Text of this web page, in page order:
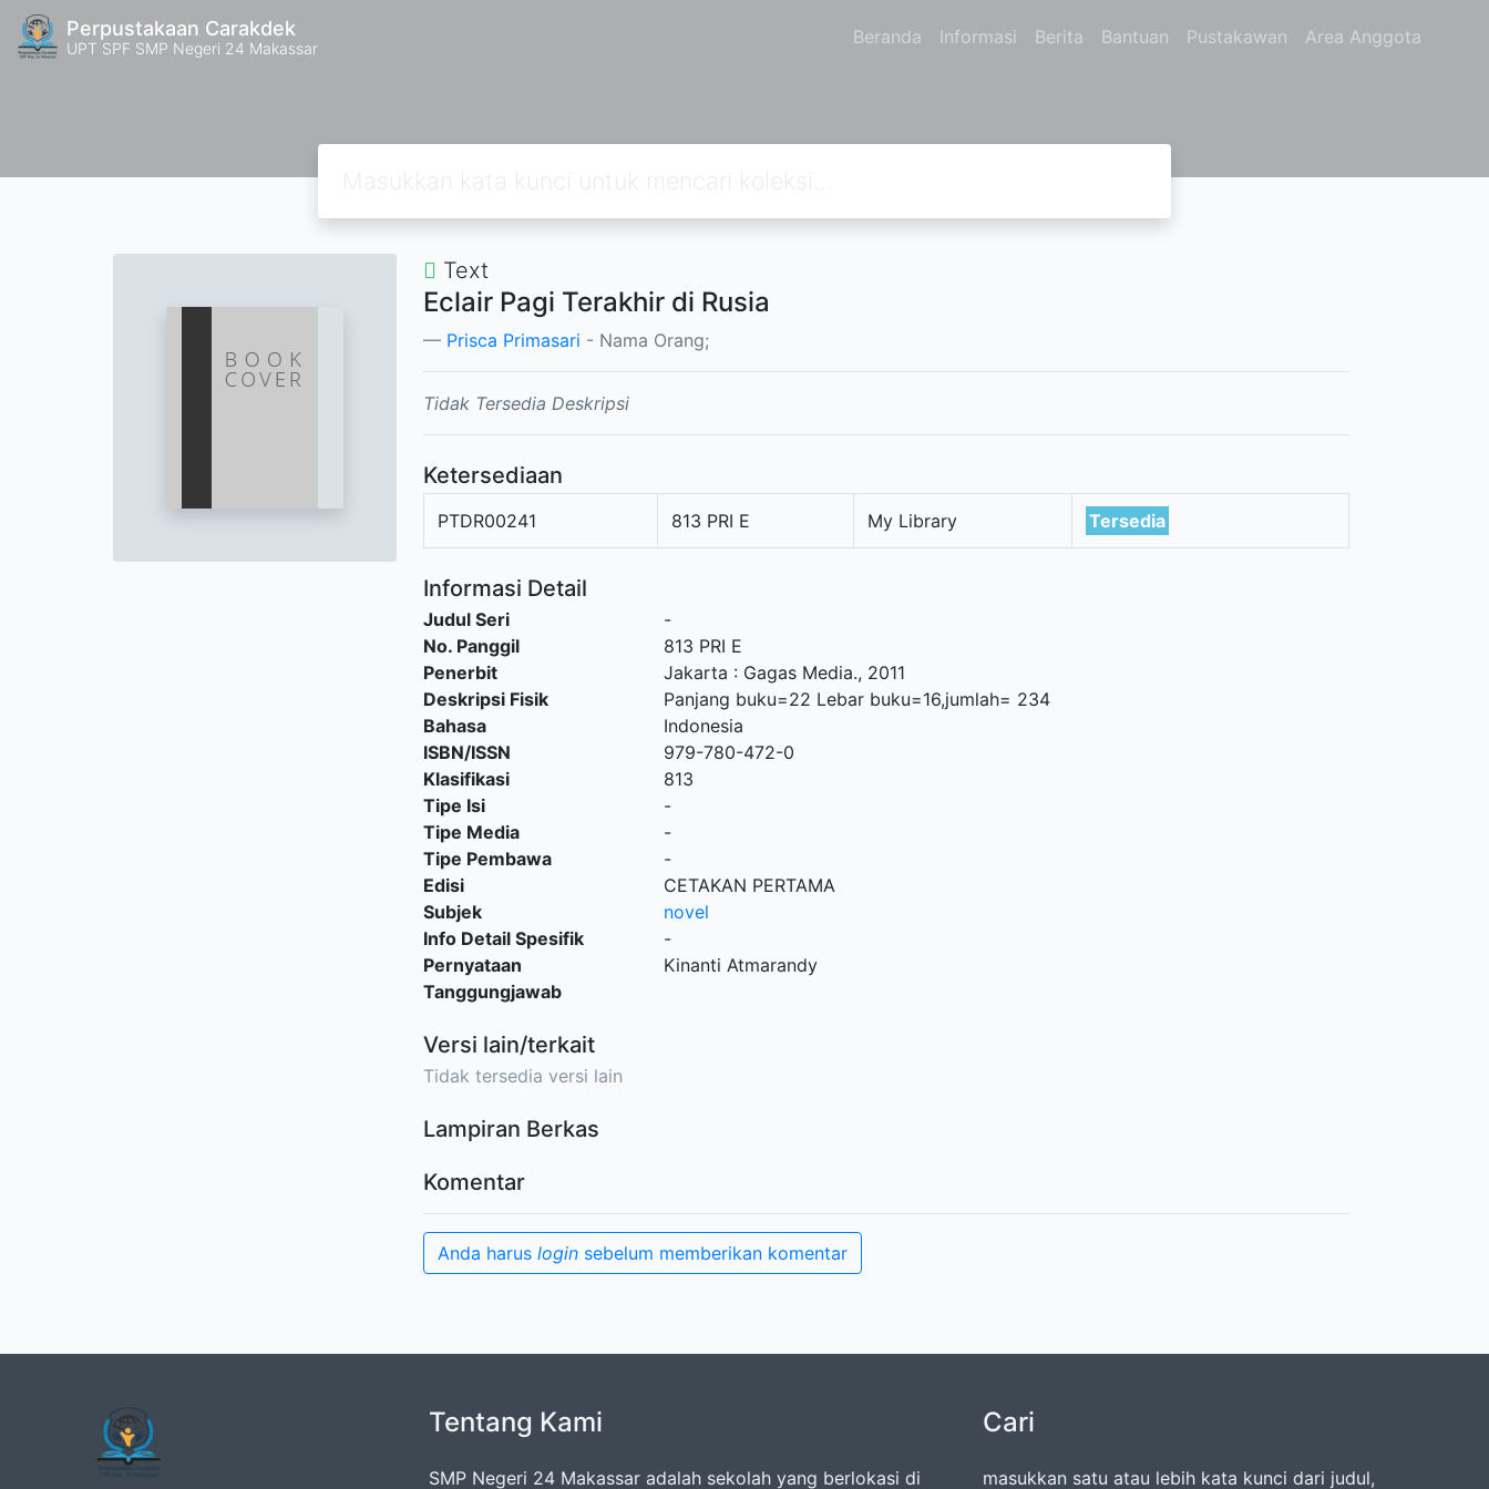
Perpustakaan Carakdek
UPT SPF SMP Negeri 24 Makassar Beranda Informasi Berita Bantuan Pustakawan Area Anggota
Text
Eclair Pagi Terakhir di Rusia
Prisca Primasari - Nama Orang;
Tidak Tersedia Deskripsi
Ketersediaan
PTDR00241 813 PRI E My Library Tersedia
Informasi Detail
Judul Seri
-
No. Panggil
813 PRI E
Penerbit
Jakarta : Gagas Media., 2011
Deskripsi Fisik
Panjang buku=22 Lebar buku=16,jumlah= 234
Bahasa
Indonesia
ISBN/ISSN
979-780-472-0
Klasifikasi
813
Tipe Isi
-
Tipe Media
-
Tipe Pembawa
-
Edisi
CETAKAN PERTAMA
Subjek
novel
Info Detail Spesifik
-
Pernyataan
Tanggungjawab
Kinanti Atmarandy
Versi lain/terkait
Tidak tersedia versi lain
Lampiran Berkas
Komentar
Anda harus login sebelum memberikan komentar
Tentang Kami
SMP Negeri 24 Makassar adalah sekolah yang berlokasi di
Cari
masukkan satu atau lebih kata kunci dari judul,